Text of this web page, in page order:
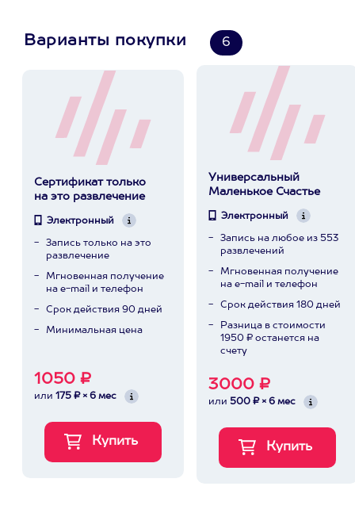
Варианты покупки 6
Сертификат только
на это развлечение
Электронный
Запись только на это
развлечение
Мгновенная получение
на e-mail и телефон
Срок действия 90 дней
Минимальная цена
1050 ₽
или 175 ₽ × 6 мес
Универсальный
Маленькое Счастье
Электронный
Запись на любое из 553
развлечений
Мгновенная получение
на e-mail и телефон
Срок действия 180 дней
Разница в стоимости
1950 ₽ останется на
счету
3000 ₽
или 500 ₽ × 6 мес